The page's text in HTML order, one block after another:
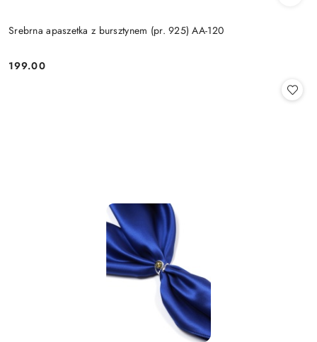
Srebrna apaszetka z bursztynem (pr. 925) AA-120
Cena:
199.00